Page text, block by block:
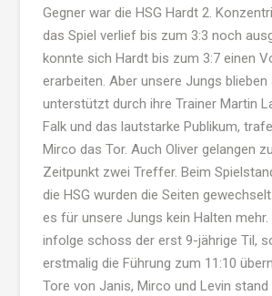
Gegner war die HSG Hardt 2.
das Spiel verlief bis zum 3:3 noch
konnte sich Hardt bis zum 3:7 einen
erarbeiten. Aber unsere Jungs blieben
unterstützt durch ihre Trainer Martin
Falk und das lautstarke Publikum,
Mirco das Tor. Auch Oliver gelangen
Zeitpunkt zwei Treffer. Beim
die HSG wurden die Seiten
es für unsere Jungs kein Halten mehr.
infolge schoss der erst 9-jährige Til,
erstmalig die Führung zum 11:10
Tore von Janis, Mirco und Levin stand